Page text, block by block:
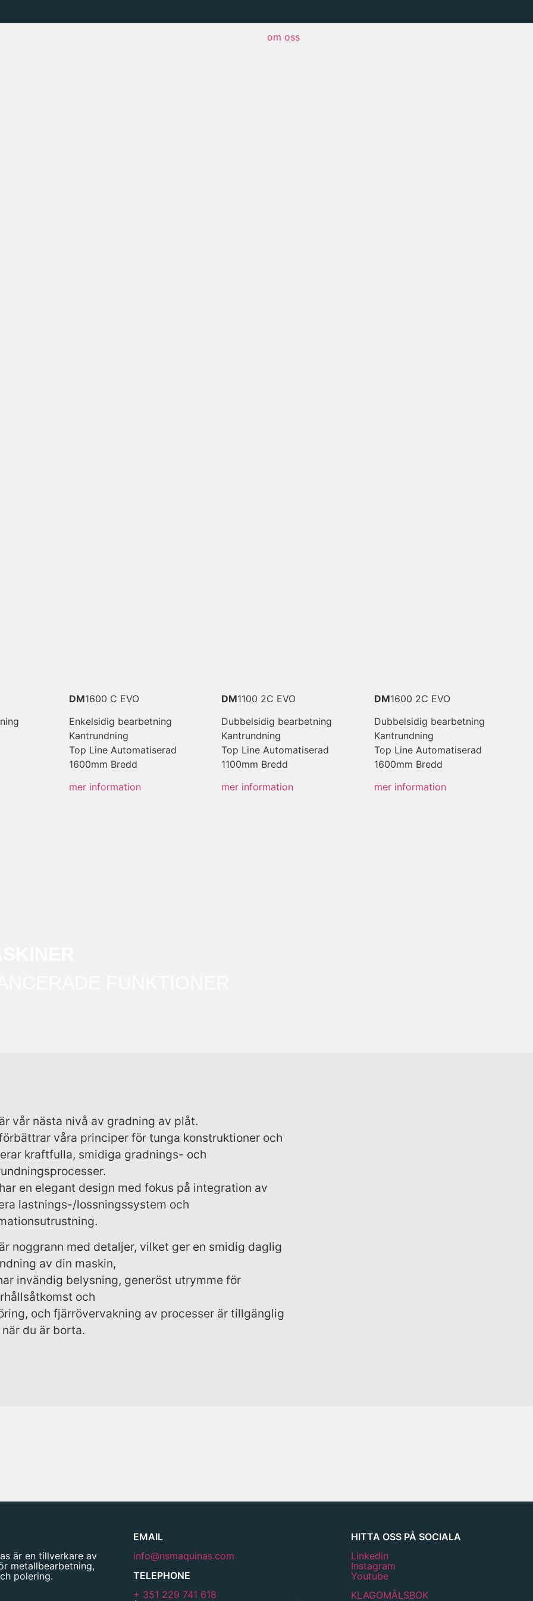
om oss
DM1600 C EVO
Enkelsidig bearbetning
Kantrundning
Top Line Automatiserad
1600mm Bredd
mer information
DM1100 2C EVO
Dubbelsidig bearbetning
Kantrundning
Top Line Automatiserad
1100mm Bredd
mer information
DM1600 2C EVO
Dubbelsidig bearbetning
Kantrundning
Top Line Automatiserad
1600mm Bredd
mer information
vår nästa nivå av gradning av plåt.
våra principer för tunga konstruktioner och
kraftfulla, smidiga gradnings- och
en elegant design med fokus på integration av
lastnings-/lossningssystem och
noggrann med detaljer, vilket ger en smidig daglig
av din maskin,
invändig belysning, generöst utrymme för
och
och fjärrövervakning av processer är tillgänglig
du är borta.
är en tillverkare av
metallbearbetning,
polering.
EMAIL
info@nsmaquinas.com
TELEPHONE
+ 351 229 741 618
HITTA OSS PÅ SOCIALA
Linkedin
Instagram
Youtube
KLAGOMÅLSBOK